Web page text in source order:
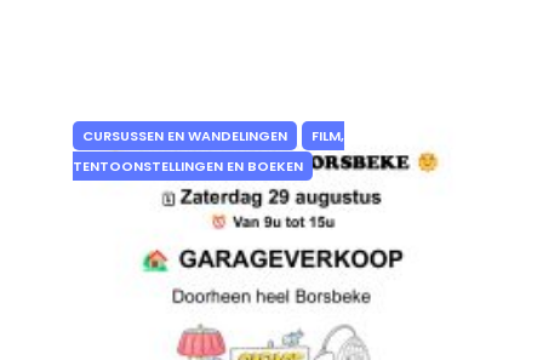
CURSUSSEN EN WANDELINGEN
FILM,
TENTOONSTELLINGEN EN BOEKEN